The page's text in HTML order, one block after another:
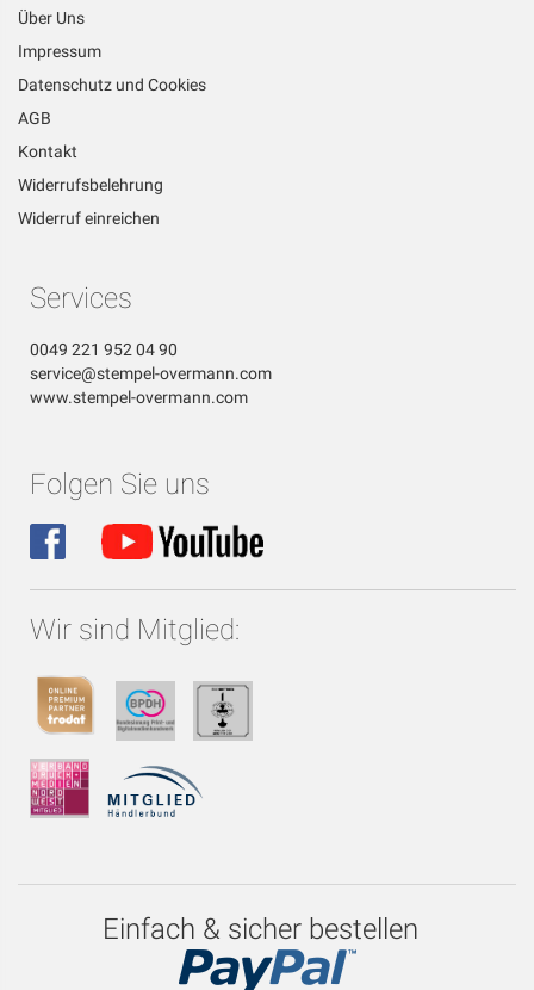
Über Uns
Impressum
Datenschutz und Cookies
AGB
Kontakt
Widerrufsbelehrung
Widerruf einreichen
Services
0049 221 952 04 90
service@stempel-overmann.com
www.stempel-overmann.com
Folgen Sie uns
Wir sind Mitglied:
Einfach & sicher bestellen